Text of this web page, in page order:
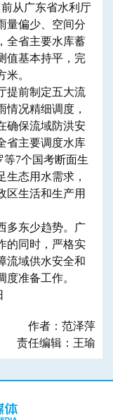
从广东省水利厅
量偏少、空间分
全省主要水库蓄
值基本持平，完
。
前制定五大流
情况精细调度，
确保流域防洪安
省主要调度水库
等7个国考断面生
生态用水需求，
区生活和生产用
东少趋势。广
的同时，严格实
流域供水安全和
准备工作。
作者：范泽萍
责任编辑：王瑜